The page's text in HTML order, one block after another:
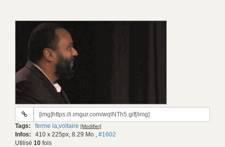
URL
gif:
Tags: ferme la,voltaire [Modifier]
Infos: 410 x 225px, 8.29 Mo , #1602
Utilisé 10 fois